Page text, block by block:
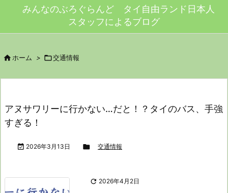
みんなのぶろぐらんど タイ自由ランド日本人
スタッフによるブログ


ホーム > 交通情報
アヌサワリーに行かない…だと！？タイのバス、手強
すぎる！
 2026年3月13日  交通情報
 2026年4月2日